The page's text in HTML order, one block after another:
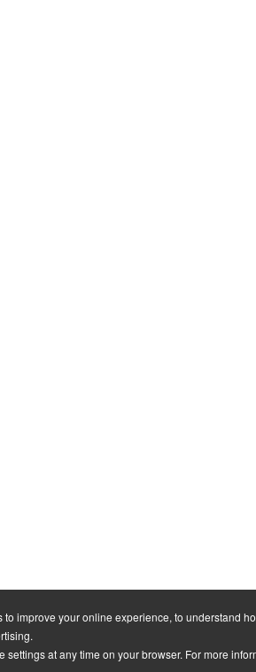
to improve your online experience, to understand
settings at any time on your browser. For more